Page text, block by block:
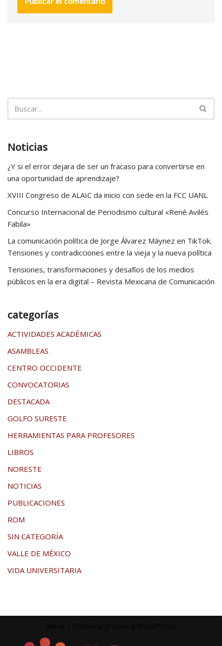
Noticias
¿Y si el error dejara de ser un fracaso para convertirse en
una oportunidad de aprendizaje?
XVIII Congreso de ALAIC da inicio con sede en la FCC UANL
Concurso Internacional de Periodismo cultural «René Avilés
Fabila»
La comunicación política de Jorge Álvarez Máynez en TikTok.
Tensiones y contradicciones entre la vieja y la nueva política
Tensiones, transformaciones y desafíos de los medios
públicos en la era digital – Revista Mexicana de Comunicación
categorías
ACTIVIDADES ACADÉMICAS
ASAMBLEAS
CENTRO OCCIDENTE
CONVOCATORIAS
DESTACADA
GOLFO SURESTE
HERRAMIENTAS PARA PROFESORES
LIBROS
NORESTE
NOTICIAS
PUBLICACIONES
ROM
SIN CATEGORÍA
VALLE DE MÉXICO
VIDA UNIVERSITARIA